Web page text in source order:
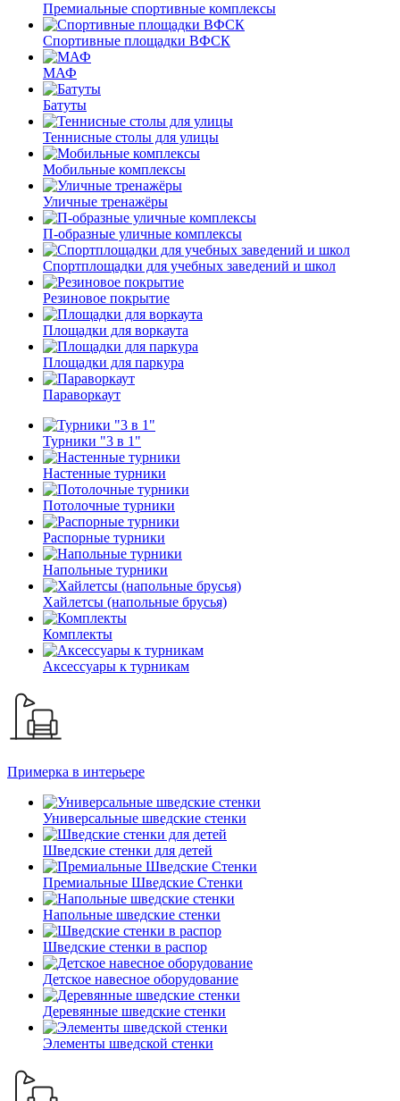
Премиальные спортивные комплексы
Спортивные площадки ВФСК
МАФ
Батуты
Теннисные столы для улицы
Мобильные комплексы
Уличные тренажёры
П-образные уличные комплексы
Спортплощадки для учебных заведений и школ
Резиновое покрытие
Площадки для воркаута
Площадки для паркура
Параворкаут
Турники "3 в 1"
Настенные турники
Потолочные турники
Распорные турники
Напольные турники
Хайлетсы (напольные брусья)
Комплекты
Аксессуары к турникам
Примерка в интерьере
Универсальные шведские стенки
Шведские стенки для детей
Премиальные Шведские Стенки
Напольные шведские стенки
Шведские стенки в распор
Детское навесное оборудование
Деревянные шведские стенки
Элементы шведской стенки